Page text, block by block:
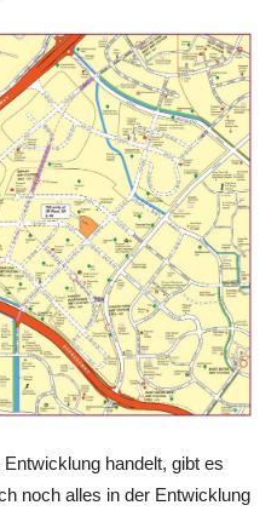
handelt, gibt es
noch alles in der Entwicklung